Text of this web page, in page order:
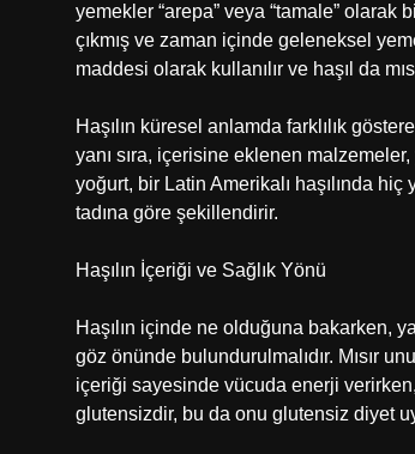
yemekler “arepa” veya “tamale”
çıkmış ve zaman içinde geleneksel
maddesi olarak kullanılır ve haşıl da
Haşılın küresel anlamda farklılık
yanı sıra, içerisine eklenen
yoğurt, bir Latin Amerikalı haşılında
tadına göre şekillendirir.
Haşılın İçeriği ve Sağlık Yönü
Haşılın içinde ne olduğuna bakarken,
göz önünde bulundurulmalıdır. Mısır
içeriği sayesinde vücuda enerji verirken,
glutensizdir, bu da onu glutensiz diyet